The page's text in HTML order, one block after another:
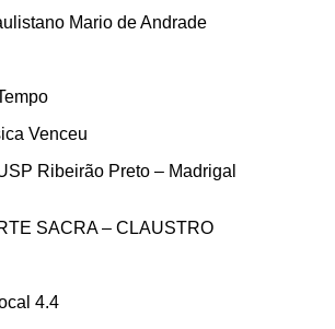
Mario de Andrade
Venceu
Ribeirão Preto – Madrigal
SACRA – CLAUSTRO
4.4